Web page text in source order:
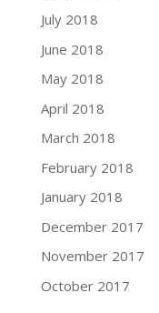
July 2018
June 2018
May 2018
April 2018
March 2018
February 2018
January 2018
December 2017
November 2017
October 2017